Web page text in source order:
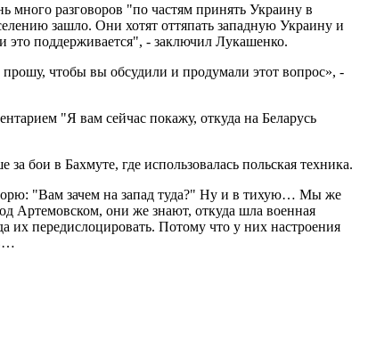
много разговоров "по частям принять Украину в
зашло. Они хотят оттяпать западную Украину и
это поддерживается", - заключил Лукашенко.
чтобы вы обсудили и продумали этот вопрос», -
"Я вам сейчас покажу, откуда на Беларусь
бои в Бахмуте, где использовалась польская техника.
"Вам зачем на запад туда?" Ну и в тихую… Мы же
Артемовском, они же знают, откуда шла военная
их передислоцировать. Потому что у них настроения